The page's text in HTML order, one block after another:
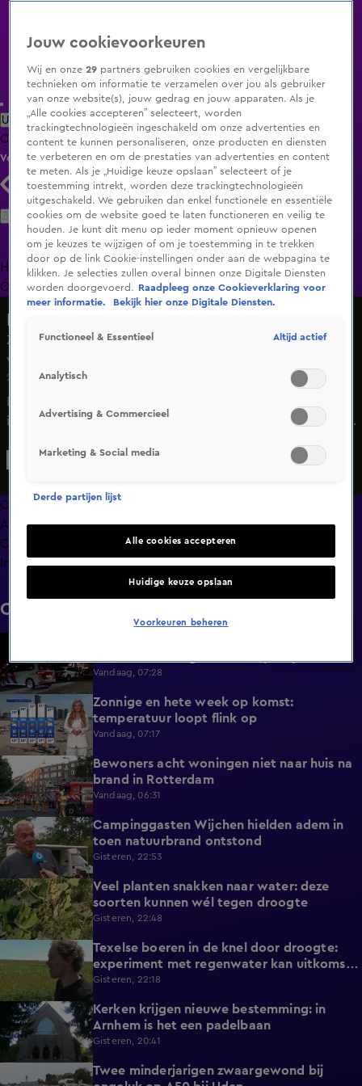
Uitzending Gemist Populaire programma's Zenders Genres
ClipsFilmsRadioSmart TV inlogShop
Volg KIJK
Zoeken
HomeUitzending Gemist Programma's De Bondgenoten
OranjezomerLivestreamsShop
Zwanen besmeurd met olie laten zich niet makkelijk
vangen
24 juli 2024, 21:06
inmiddels acht besmeurde zwanen weten te vangen. De
ondergebracht en schoongemaakt.
Overzicht
Afleveringen
Clips
Info
Clips
Vandaag, 07:28
2:17
Zonnige en hete week op komst:
temperatuur loopt flink op
Vandaag, 07:17
0:34
Bewoners acht woningen niet naar huis na
brand in Rotterdam
Vandaag, 06:31
2:10
Campinggasten Wijchen hielden adem in
toen natuurbrand ontstond
Gisteren, 22:53
2:14
Veel planten snakken naar water: deze
soorten kunnen wél tegen droogte
Gisteren, 22:48
Texelse boeren in de knel door droogte:
experiment met regenwater kan uitkomst
bieden
Gisteren, 22:18
1:08
Kerken krijgen nieuwe bestemming: in
Arnhem is het een padelbaan
Gisteren, 20:41
Twee minderjarigen zwaargewond bij
Jouw cookievoorkeuren
Wij en onze29 partners gebruiken cookies en vergelijkbare
technieken om informatie te verzamelen over jou als gebruiker
van onze website(s), jouw gedrag en jouw apparaten. Als je
„Alle cookies accepteren” selecteert, worden
trackingtechnologieën ingeschakeld om onze advertenties en
content te kunnen personaliseren, onze producten en diensten
te verbeteren en om de prestaties van advertenties en content
te meten. Als je „Huidige keuze opslaan” selecteert of je
toestemming intrekt, worden deze trackingtechnologieën
uitgeschakeld. We gebruiken dan enkel functionele en essentiële
cookies om de website goed te laten functioneren en veilig te
houden. Je kunt dit menu op ieder moment opnieuw openen
om je keuzes te wijzigen of om je toestemming in te trekken
door op de link Cookie-instellingen onder aan de webpagina te
klikken. Je selecties zullen overal binnen onze Digitale Diensten
worden doorgevoerd.
Raadpleeg onze Cookieverklaring voor
meer informatie.
Bekijk hier onze Digitale Diensten.
Functioneel & Essentieel Altijd actief
Analytisch
Advertising & Commercieel
Marketing & Social media
Derde partijen lijst
Alle cookies accepteren
Huidige keuze opslaan
Voorkeuren beheren